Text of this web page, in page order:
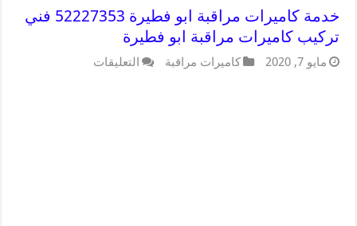
خدمة كاميرات مراقبة ابو فطيرة 52227353 فني
تركيب كاميرات مراقبة ابو فطيرة
مايو 7, 2020 كاميرات مراقبة التعليقات